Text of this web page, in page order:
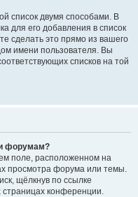
список двумя способами. В
для его добавления в список
сделать это прямо из вашего
имени пользователя. Вы
списков на той
форумам?
поле, расположенном на
просмотра форума или темы.
щёлкнув по ссылке
конференции.